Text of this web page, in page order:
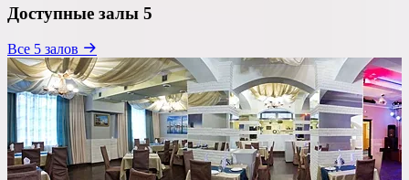
Доступные залы 5
Все 5 залов